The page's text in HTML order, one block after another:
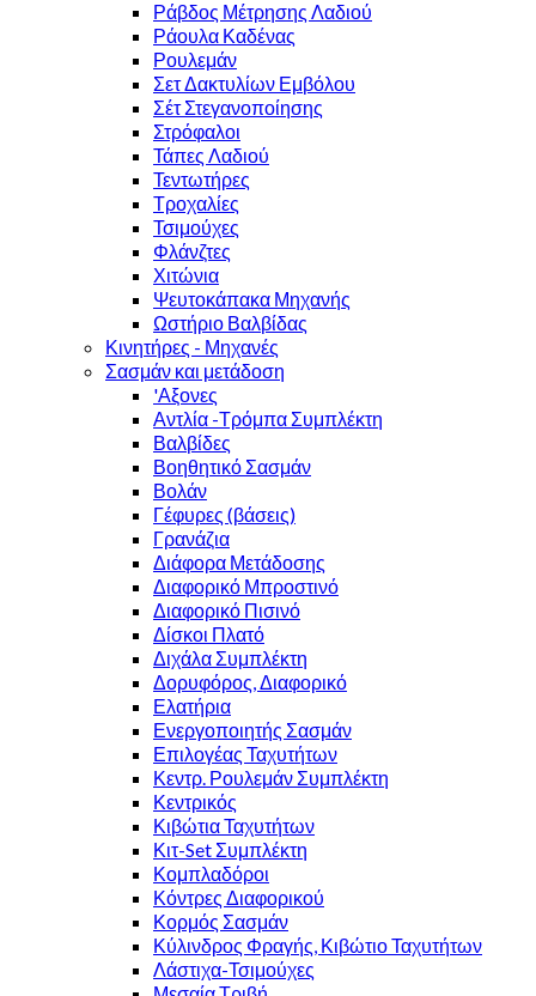
Ράβδος Μέτρησης Λαδιού
Ράουλα Καδένας
Ρουλεμάν
Σετ Δακτυλίων Εμβόλου
Σέτ Στεγανοποίησης
Στρόφαλοι
Τάπες Λαδιού
Τεντωτήρες
Τροχαλίες
Τσιμούχες
Φλάνζτες
Χιτώνια
Ψευτοκάπακα Μηχανής
Ωστήριο Βαλβίδας
Κινητήρες - Μηχανές
Σασμάν και μετάδοση
'Αξονες
Αντλία -Τρόμπα Συμπλέκτη
Βαλβίδες
Βοηθητικό Σασμάν
Βολάν
Γέφυρες (βάσεις)
Γρανάζια
Διάφορα Μετάδοσης
Διαφορικό Μπροστινό
Διαφορικό Πισινό
Δίσκοι Πλατό
Διχάλα Συμπλέκτη
Δορυφόρος, Διαφορικό
Ελατήρια
Ενεργοποιητής Σασμάν
Επιλογέας Ταχυτήτων
Κεντρ. Ρουλεμάν Συμπλέκτη
Κεντρικός
Κιβώτια Ταχυτήτων
Κιτ-Set Συμπλέκτη
Κομπλαδόροι
Κόντρες Διαφορικού
Κορμός Σασμάν
Κύλινδρος Φραγής, Κιβώτιο Ταχυτήτων
Λάστιχα-Τσιμούχες